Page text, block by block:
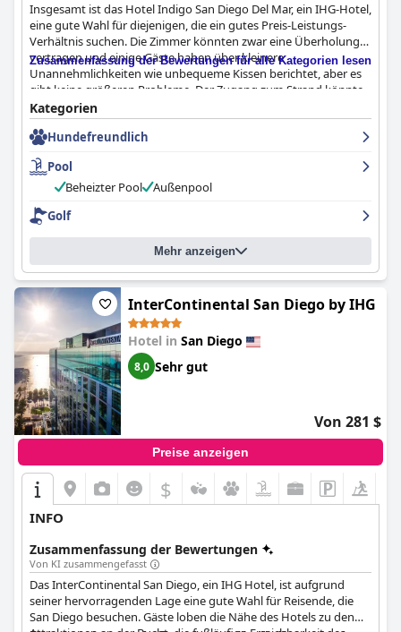
Insgesamt ist das Hotel Indigo San Diego Del Mar, ein IHG-Hotel,
eine gute Wahl für diejenigen, die ein gutes Preis-Leistungs-
Verhältnis suchen. Die Zimmer könnten zwar eine Überholung
vertragen und einige Gäste haben über kleinere
Unannehmlichkeiten wie unbequeme Kissen berichtet, aber es
gibt keine größeren Probleme. Der Zugang zum Strand könnte
eingeschränkt sein, und es gibt keine rollbaren Duschen für
Gäste, die auf Barrierefreiheit angewiesen sind. Das Restaurant
und die Bar vor Ort sind jedoch ausgezeichnet. Während einige
Gäste das Hotel als einfach beschreiben oder es sogar mit einem
Motel 6 vergleichen, halten andere es für durchschnittlich.
Denken Sie daran, dass ein frühzeitiges Einchecken nicht
Zusammenfassung der Bewertungen für alle Kategorien lesen
Kategorien
Hundefreundlich
Pool
Beheizter Pool
Außenpool
Golf
Mehr anzeigen
InterContinental San Diego by IHG
Hotel in San Diego
8,0 Sehr gut
Von 281 $
Preise anzeigen
$
INFO
Zusammenfassung der Bewertungen
Von KI zusammengefasst
Das InterContinental San Diego, ein IHG Hotel, ist aufgrund
seiner hervorragenden Lage eine gute Wahl für Reisende, die
San Diego besuchen. Gäste loben die Nähe des Hotels zu den